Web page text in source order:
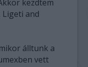
kezdtem
Ligeti and
álltunk a
vett